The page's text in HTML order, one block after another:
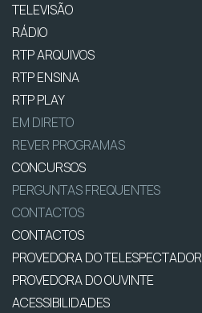
TELEVISÃO
RÁDIO
RTP ARQUIVOS
RTP ENSINA
RTP PLAY
EM DIRETO
REVER PROGRAMAS
CONCURSOS
PERGUNTAS FREQUENTES
CONTACTOS
CONTACTOS
PROVEDORA DO TELESPECTADOR
PROVEDORA DO OUVINTE
ACESSIBILIDADES